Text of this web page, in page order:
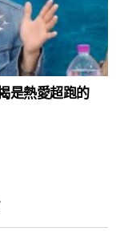
是熱愛超跑的